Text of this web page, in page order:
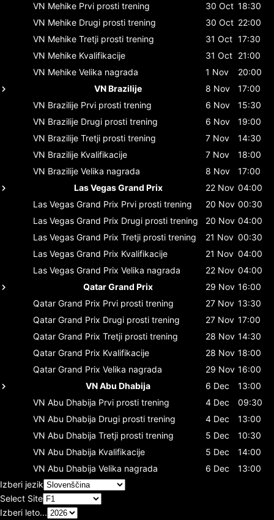
VN Mehike Prvi prosti trening 30 Oct 18:30
VN Mehike Drugi prosti trening 30 Oct 22:00
VN Mehike Tretji prosti trening 31 Oct 17:30
VN Mehike Kvalifikacije 31 Oct 21:00
VN Mehike Velika nagrada 1 Nov
20:00
VN Brazilije
8 Nov
17:00
VN Brazilije Prvi prosti trening 6 Nov
15:30
VN Brazilije Drugi prosti trening 6 Nov
19:00
VN Brazilije Tretji prosti trening 7 Nov
14:30
VN Brazilije Kvalifikacije 7 Nov
18:00
VN Brazilije Velika nagrada 8 Nov
17:00
Las Vegas Grand Prix
22 Nov 04:00
Las Vegas Grand Prix Prvi prosti trening 20 Nov 00:30
Las Vegas Grand Prix Drugi prosti trening 20 Nov 04:00
Las Vegas Grand Prix Tretji prosti trening 21 Nov 00:30
Las Vegas Grand Prix Kvalifikacije 21 Nov 04:00
Las Vegas Grand Prix Velika nagrada 22 Nov 04:00
Qatar Grand Prix
29 Nov 16:00
Qatar Grand Prix Prvi prosti trening 27 Nov 13:30
Qatar Grand Prix Drugi prosti trening 27 Nov 17:00
Qatar Grand Prix Tretji prosti trening 28 Nov 14:30
Qatar Grand Prix Kvalifikacije 28 Nov 18:00
Qatar Grand Prix Velika nagrada 29 Nov 16:00
VN Abu Dhabija
6 Dec
13:00
VN Abu Dhabija Prvi prosti trening 4 Dec
09:30
VN Abu Dhabija Drugi prosti trening 4 Dec
13:00
VN Abu Dhabija Tretji prosti trening 5 Dec
10:30
VN Abu Dhabija Kvalifikacije 5 Dec
14:00
VN Abu Dhabija Velika nagrada 6 Dec
13:00
Izberi jezik
Select Site
Izberi leto...